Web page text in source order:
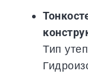
Тип